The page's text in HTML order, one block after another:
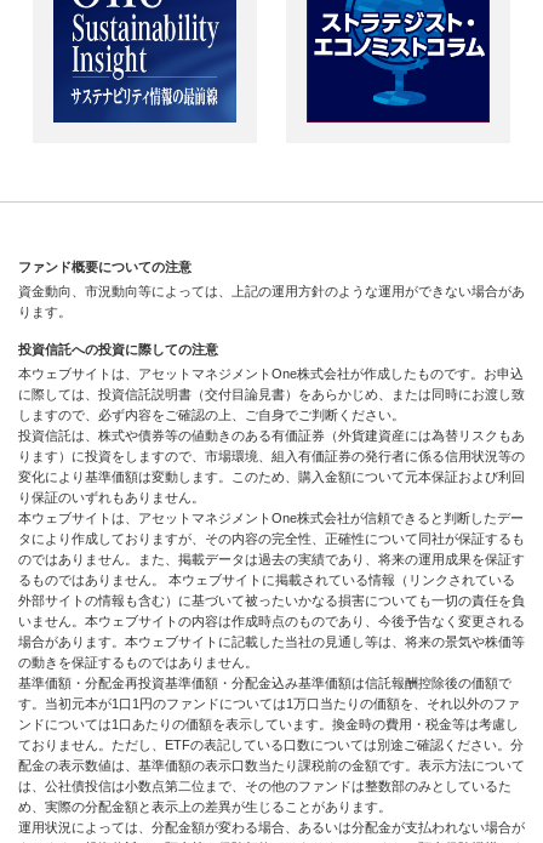
ファンド概要についての注意
資金動向、市況動向等によっては、上記の運用方針のような運用ができない場合があ
ります。
投資信託への投資に際しての注意
本ウェブサイトは、アセットマネジメントOne株式会社が作成したものです。お申込
に際しては、投資信託説明書（交付目論見書）をあらかじめ、または同時にお渡し致
しますので、必ず内容をご確認の上、ご自身でご判断ください。
投資信託は、株式や債券等の値動きのある有価証券（外貨建資産には為替リスクもあ
ります）に投資をしますので、市場環境、組入有価証券の発行者に係る信用状況等の
変化により基準価額は変動します。このため、購入金額について元本保証および利回
り保証のいずれもありません。
本ウェブサイトは、アセットマネジメントOne株式会社が信頼できると判断したデー
タにより作成しておりますが、その内容の完全性、正確性について同社が保証するも
のではありません。また、掲載データは過去の実績であり、将来の運用成果を保証す
るものではありません。 本ウェブサイトに掲載されている情報（リンクされている
外部サイトの情報も含む）に基づいて被ったいかなる損害についても一切の責任を負
いません。本ウェブサイトの内容は作成時点のものであり、今後予告なく変更される
場合があります。本ウェブサイトに記載した当社の見通し等は、将来の景気や株価等
の動きを保証するものではありません。
基準価額・分配金再投資基準価額・分配金込み基準価額は信託報酬控除後の価額で
す。当初元本が1口1円のファンドについては1万口当たりの価額を、それ以外のファ
ンドについては1口あたりの価額を表示しています。換金時の費用・税金等は考慮し
ておりません。ただし、ETFの表記している口数については別途ご確認ください。分
配金の表示数値は、基準価額の表示口数当たり課税前の金額です。表示方法について
は、公社債投信は小数点第二位まで、その他のファンドは整数部のみとしているた
め、実際の分配金額と表示上の差異が生じることがあります。
運用状況によっては、分配金額が変わる場合、あるいは分配金が支払われない場合が